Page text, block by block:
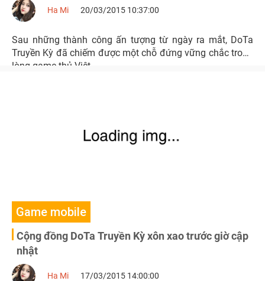
Ha Mi 20/03/2015 10:37:00
Sau những thành công ấn tượng từ ngày ra mắt, DoTa
Truyền Kỳ đã chiếm được một chỗ đứng vững chắc trong
lòng game thủ Việt.
Game mobile
Cộng đồng DoTa Truyền Kỳ xôn xao trước giờ cập
nhật
Ha Mi 17/03/2015 14:00:00